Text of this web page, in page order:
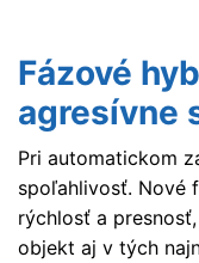
Fázové
agresívne
Pri automatickom
spoľahlivosť. Nové
rýchlosť a
objekt aj v tých